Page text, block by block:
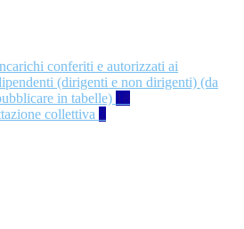
conferiti e autorizzati ai
(dirigenti e non dirigenti) (da
in tabelle) 18
collettiva 2